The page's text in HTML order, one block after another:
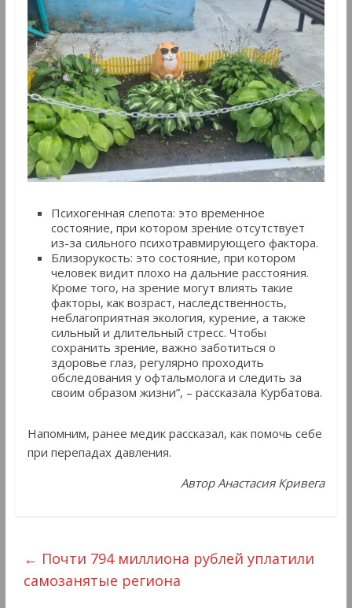
Психогенная слепота: это временное
состояние, при котором зрение отсутствует
из-за сильного психотравмирующего фактора.
Близорукость: это состояние, при котором
человек видит плохо на дальние расстояния.
Кроме того, на зрение могут влиять такие
факторы, как возраст, наследственность,
неблагоприятная экология, курение, а также
сильный и длительный стресс. Чтобы
сохранить зрение, важно заботиться о
здоровье глаз, регулярно проходить
обследования у офтальмолога и следить за
своим образом жизни”, – рассказала Курбатова.
Напомним, ранее медик рассказал, как помочь себе
при перепадах давления.
Автор Анастасия Кривега
← Почти 794 миллиона рублей уплатили
самозанятые региона